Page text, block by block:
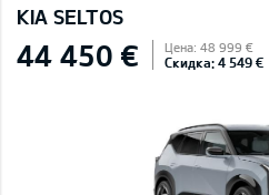
KIA SELTOS
44 450 € Цена: 48 999 €
Скидка: 4 549 €